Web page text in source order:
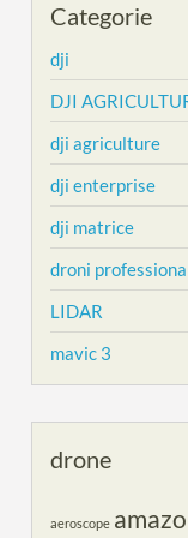
Categorie
dji
DJI
dji agriculture
dji enterprise
dji matrice
droni
LIDAR
mavic 3
drone
aeroscope